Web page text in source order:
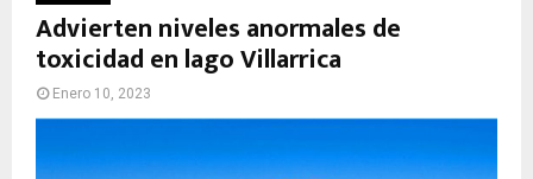
M
A
Advierten niveles anormales de
toxicidad en lago Villarrica
Enero 10, 2023